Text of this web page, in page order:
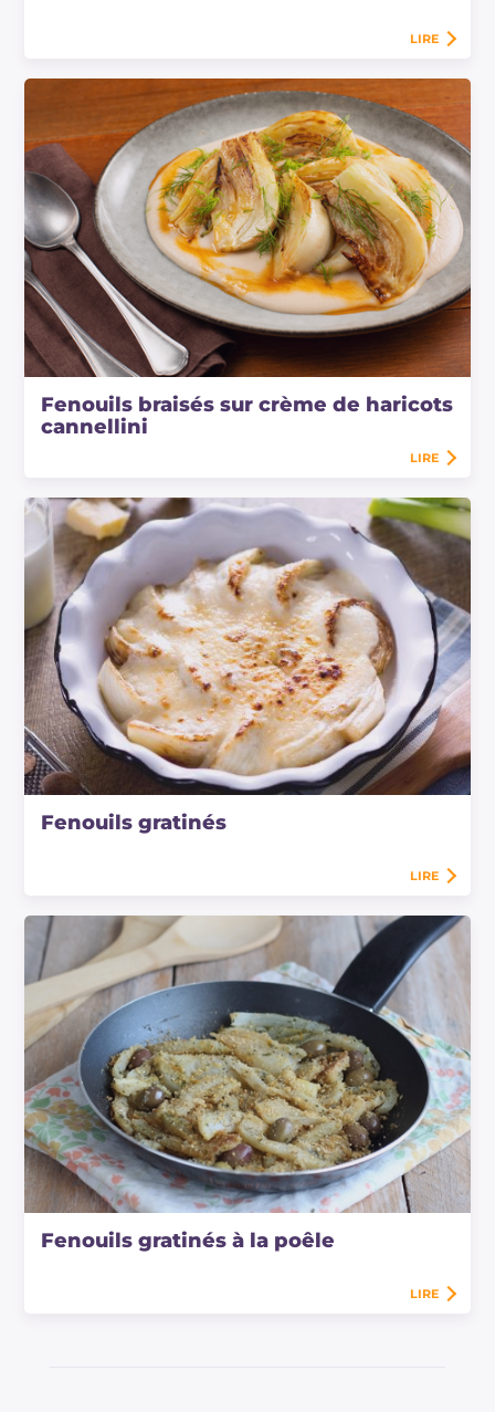
LIRE
Fenouils braisés sur crème de haricots
cannellini
LIRE
Fenouils gratinés
LIRE
Fenouils gratinés à la poêle
LIRE